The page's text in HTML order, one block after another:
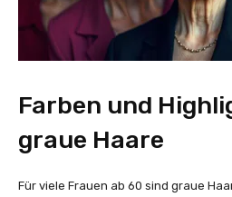
Farben und
graue Haare
Für viele Frauen ab 60 sind graue